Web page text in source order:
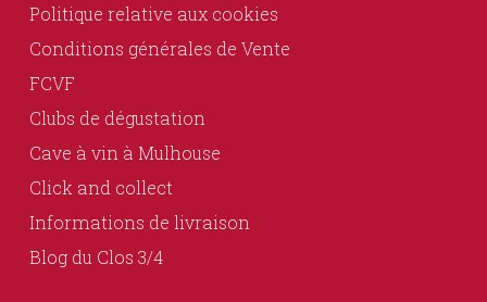
Politique relative aux cookies
Conditions générales de Vente
FCVF
Clubs de dégustation
Cave à vin à Mulhouse
Click and collect
Informations de livraison
Blog du Clos 3/4